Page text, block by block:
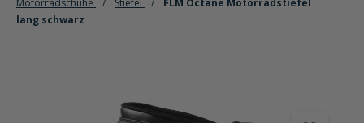
lang schwarz
Bildergalerie überspringen